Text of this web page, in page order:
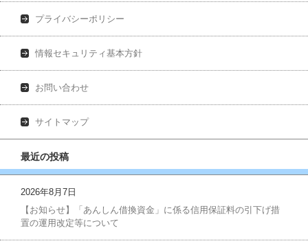
プライバシーポリシー
情報セキュリティ基本方針
お問い合わせ
サイトマップ
最近の投稿
2026年8月7日
【お知らせ】「あんしん借換資金」に係る信用保証料の引下げ措
置の運用改定等について